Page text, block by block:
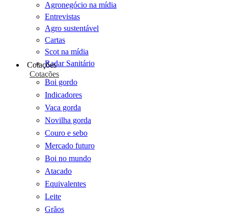
Agronegócio na mídia
Entrevistas
Agro sustentável
Cartas
Scot na mídia
Radar Sanitário
Cotações
Cotações
Boi gordo
Indicadores
Vaca gorda
Novilha gorda
Couro e sebo
Mercado futuro
Boi no mundo
Atacado
Equivalentes
Leite
Grãos